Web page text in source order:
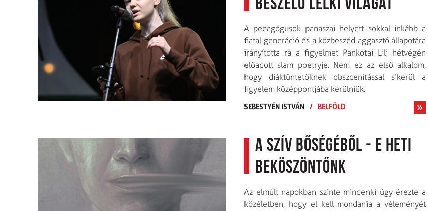
beszélő lelki világát
A pedagógusok panaszai helyett sokkal inkább a
fiatal generáció és a közbeszéd aggasztó állapotára
irányította rá a figyelmet Pankotai Lili hétvégén
előadott slam poetryje. Nem ez az első alkalom,
hogy diáktüntetőknek obszcenitással sikerül a
figyelem középpontjába kerülniük.
SEBESTYÉN ISTVÁN / BELFÖLD
A szív bőségéből - E heti
beköszöntőnk
Az elmúlt napokban szinte mindenki úgy érezte a
közéletben, hogy el kell mondania a véleményét